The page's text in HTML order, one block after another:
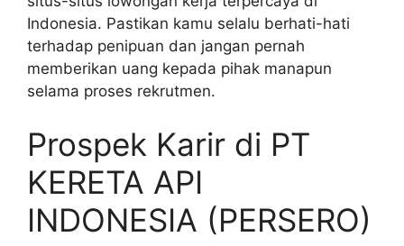
Indonesia. Pastikan kamu selalu berhati-hati
terhadap penipuan dan jangan pernah
memberikan uang kepada pihak manapun
selama proses rekrutmen.
Prospek Karir di PT
KERETA API
INDONESIA (PERSERO)